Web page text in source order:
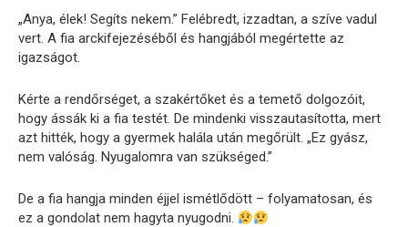
„Anya, élek! Segíts nekem.” Felébredt, izzadtan, a szíve vadul
vert. A fia arckifejezéséből és hangjából megértette az
igazságot.
Kérte a rendőrséget, a szakértőket és a temető dolgozóit,
hogy ássák ki a fia testét. De mindenki visszautasította, mert
azt hitték, hogy a gyermek halála után megőrült. „Ez gyász,
nem valóság. Nyugalomra van szükséged.”
De a fia hangja minden éjjel ismétlődött – folyamatosan, és
ez a gondolat nem hagyta nyugodni.